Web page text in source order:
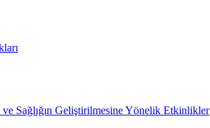
Sağlığın Geliştirilmesine Yönelik Etkinlikler